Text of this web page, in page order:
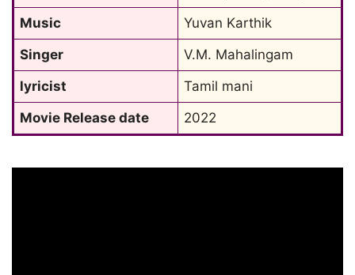
Music
Yuvan Karthik
Singer
V.M. Mahalingam
lyricist
Tamil mani
Movie Release date
2022